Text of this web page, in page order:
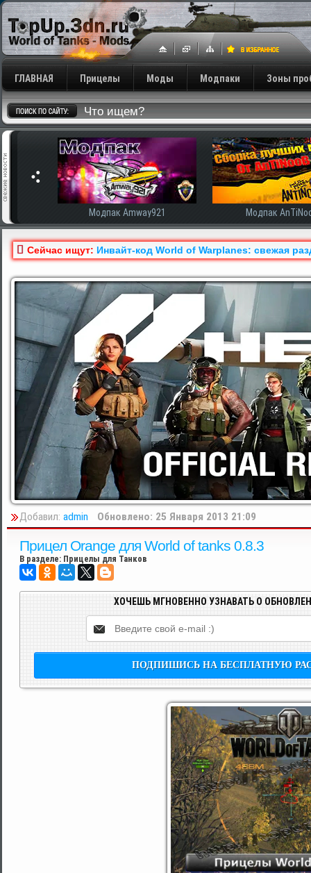
ГЛАВНАЯ Прицелы Моды Модпаки Зоны
Модпак Amway921 Модпак
Сейчас ищут: Инвайт-код World of Warplanes: свежая
Добавил: admin Обновлено: 25 Января 2013 21:09
Прицел Orange для World of tanks 0.8.3
В разделе: Прицелы для Танков
ХОЧЕШЬ МГНОВЕННО УЗНАВАТЬ О